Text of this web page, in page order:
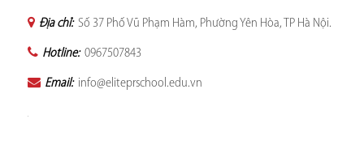
Địa chỉ: Số 37 Phố Vũ Phạm Hàm, Phường Yên Hòa, TP Hà Nội.
Hotline: 0967507843
Email: info@eliteprschool.edu.vn